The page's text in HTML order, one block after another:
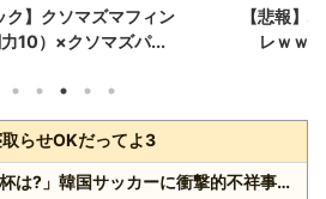
ク】クソマズマフィン
力10）×クソマズパ...
【悲報】
レｗｗ
らせOKだってよ3
外国人「2002年W杯は?」韓国サッカーに衝撃的不祥事！W杯予選でレフリーへの性的接待発覚！海外騒然！【海外の反応】